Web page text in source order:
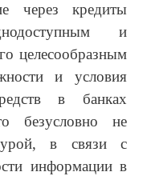
через кредиты
и
целесообразным
и условия
в банках
безусловно не
в связи с
информации в